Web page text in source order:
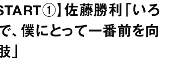
】佐藤勝利「いろ
僕にとって一番前を向